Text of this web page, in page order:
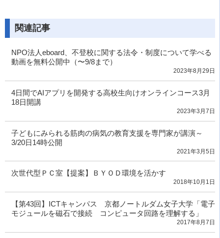
関連記事
NPO法人eboard、不登校に関する法令・制度について学べる
動画を無料公開中（〜9/8まで）
2023年8月29日
4日間でAIアプリを開発する高校生向けオンラインコース3月
18日開講
2023年3月7日
子どもにみられる筋肉の病気の教育支援を専門家が講演～
3/20日14時公開
2021年3月5日
次世代型ＰＣ室【提案】ＢＹＯＤ環境を活かす
2018年10月1日
【第43回】ICTキャンパス 京都ノートルダム女子大学「電子
モジュールを磁石で接続 コンピュータ回路を理解する」
2017年8月7日